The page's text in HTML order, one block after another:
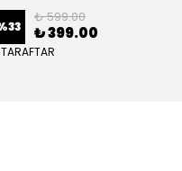
33
₺ 599.00
₺ 399.00